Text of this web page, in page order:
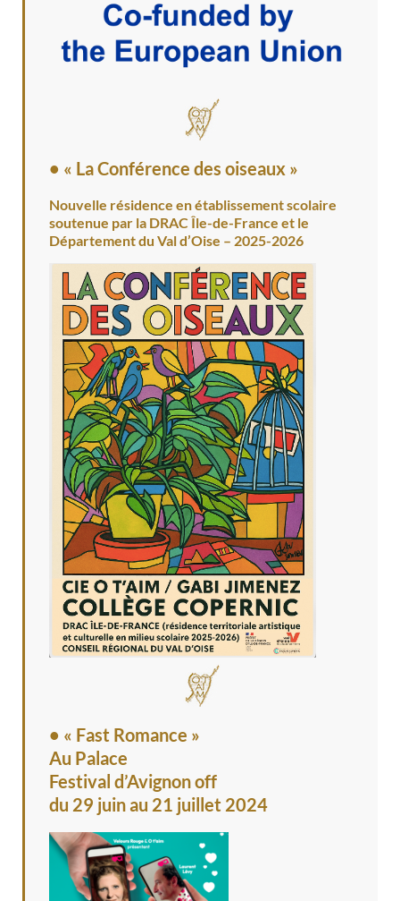
• « La Conférence des oiseaux »
Nouvelle résidence en établissement scolaire
soutenue par la DRAC Île-de-France et le
Département du Val d’Oise – 2025-2026
• « Fast Romance »
Au Palace
Festival d’Avignon off
du 29 juin au 21 juillet 2024